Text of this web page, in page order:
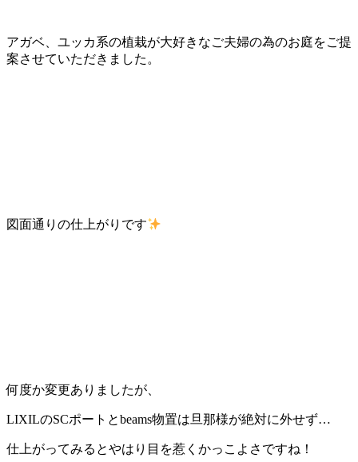
アガベ、ユッカ系の植栽が大好きなご夫婦の為のお庭をご提
案させていただきました。
図面通りの仕上がりです
何度か変更ありましたが、
LIXILのSCポートとbeams物置は旦那様が絶対に外せず…
仕上がってみるとやはり目を惹くかっこよさですね！